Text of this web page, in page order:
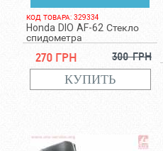
КОД ТОВАРА: 329334
Honda DIO AF-62 Стекло
спидометра
270 грн 300 грн